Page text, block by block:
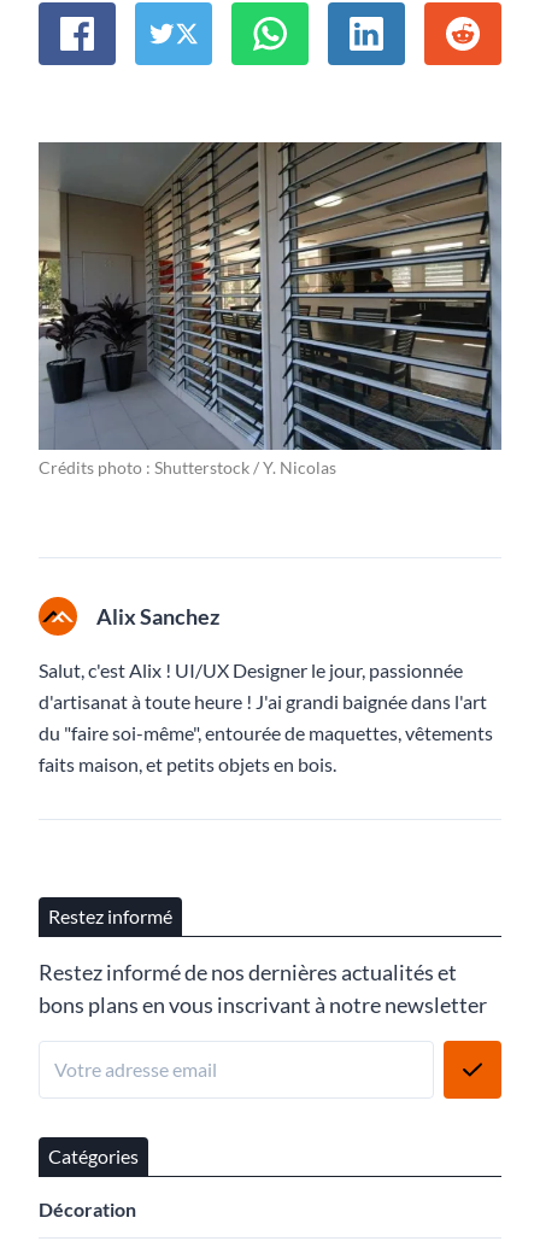
Crédits photo : Shutterstock / Y. Nicolas
Alix Sanchez
Salut, c'est Alix ! UI/UX Designer le jour, passionnée
d'artisanat à toute heure ! J'ai grandi baignée dans l'art
du "faire soi-même", entourée de maquettes, vêtements
faits maison, et petits objets en bois.
Restez informé
Restez informé de nos dernières actualités et
bons plans en vous inscrivant à notre newsletter
Catégories
Décoration